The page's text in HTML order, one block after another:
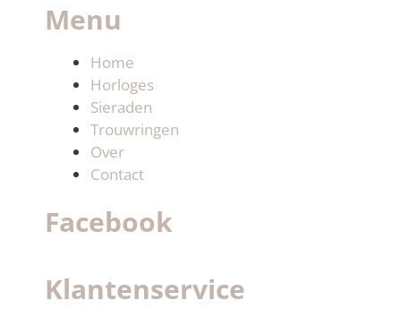
Menu
Home
Horloges
Sieraden
Trouwringen
Over
Contact
Facebook
Klantenservice